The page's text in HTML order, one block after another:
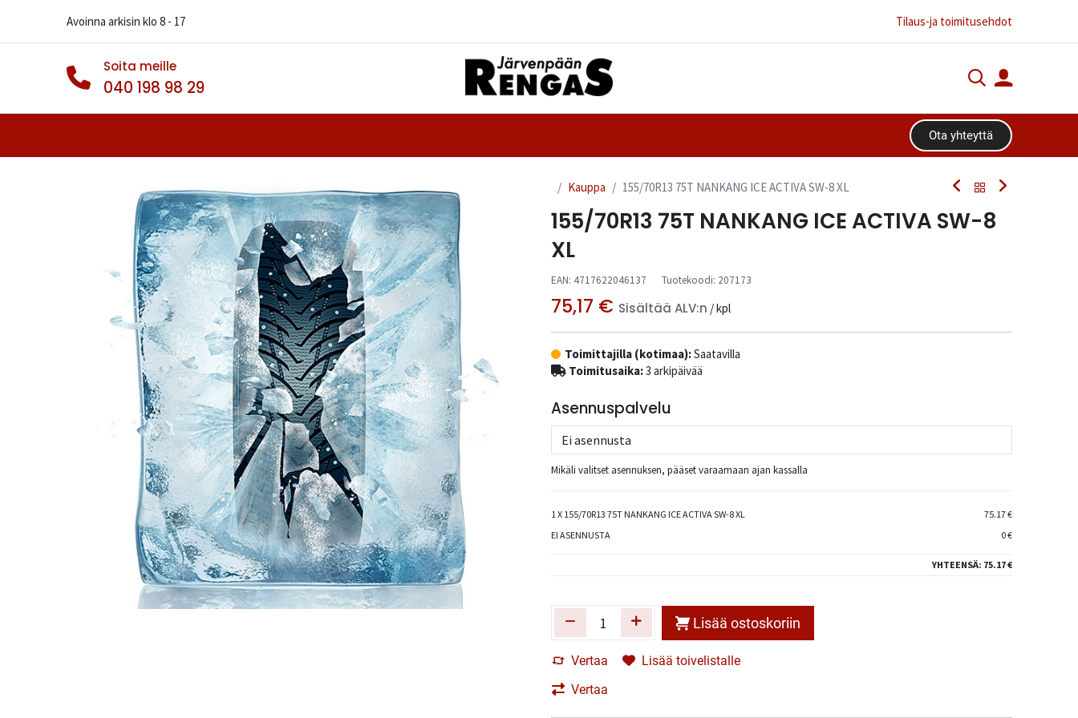
Avoinna arkisin klo 8 - 17 Tilaus-ja toimitusehdot
Soita meille
040 198 98 29
Ota yhteyttä​​​​
Kauppa 155/70R13 75T NANKANG ICE ACTIVA SW-8 XL
155/70R13 75T NANKANG ICE ACTIVA SW-8
XL
EAN: 4717622046137 Tuotekoodi: 207173
75,17 € Sisältää ALV:n / kpl
Toimittajilla (kotimaa):Saatavilla
Toimitusaika:3 arkipäivää
Asennuspalvelu
Mikäli valitset asennuksen, pääset varaamaan ajan kassalla
1X 155/70R13 75T NANKANG ICE ACTIVA SW-8 XL
75.17 €
EI ASENNUSTA
0 €
YHTEENSÄ: 75.17 €
Lisää ostoskoriin
Vertaa
Lisää toivelistalle
Vertaa